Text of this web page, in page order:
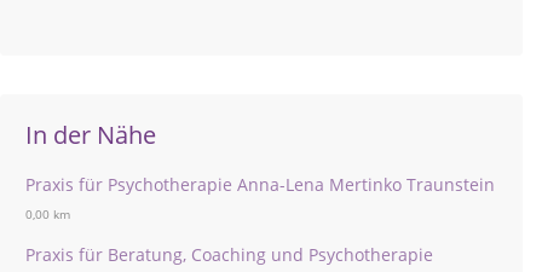
In der Nähe
Praxis für Psychotherapie Anna-Lena Mertinko Traunstein
0,00 km
Praxis für Beratung, Coaching und Psychotherapie